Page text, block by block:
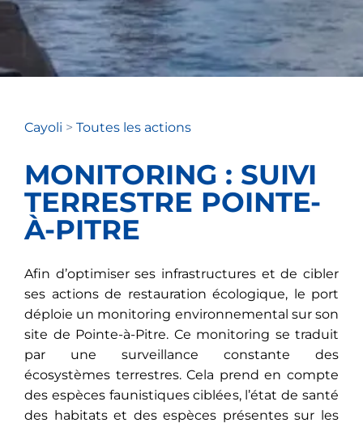
Cayoli > Toutes les actions
MONITORING : SUIVI
TERRESTRE POINTE-
À-PITRE
Afin d’optimiser ses infrastructures et de cibler
ses actions de restauration écologique, le port
déploie un monitoring environnemental sur son
site de Pointe-à-Pitre. Ce monitoring se traduit
par une surveillance constante des
écosystèmes terrestres. Cela prend en compte
des espèces faunistiques ciblées, l’état de santé
des habitats et des espèces présentes sur les